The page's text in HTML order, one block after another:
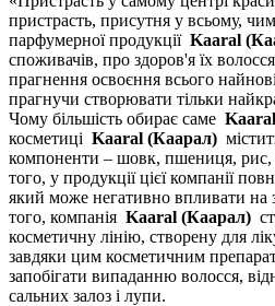
пристрасть, присутня у всьому,
парфумерної продукції Kaaral
споживачів, про здоров'я їх
прагнення освоєння всього
прагнучи створювати тільки
Чому більшість обирає саме
косметиці Kaaral (Каарал)
компоненти – шовк, пшениця, рис,
того, у продукції цієї компанії
який може негативно впливати на
того, компанія Kaaral (Каарал)
косметичну лінію, створену для
завдяки цим косметичним
запобігати випаданню волосся,
сальних залоз і лупи.